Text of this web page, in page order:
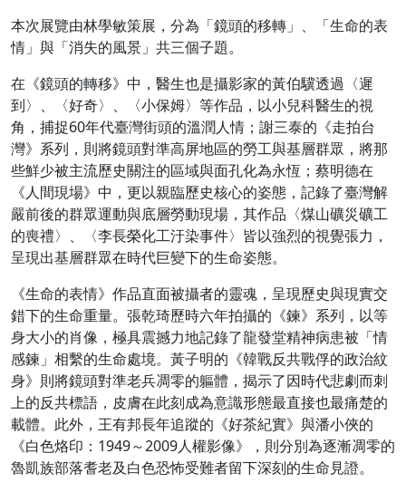
本次展覽由林學敏策展，分為「鏡頭的移轉」、「生命的表
情」與「消失的風景」共三個子題。
​在《鏡頭的轉移》中，醫生也是攝影家的黃伯驥透過〈遲
到〉、〈好奇〉、〈小保姆〉等作品，以小兒科醫生的視
角，捕捉60年代臺灣街頭的溫潤人情；謝三泰的《走拍台
灣》系列，則將鏡頭對準高屏地區的勞工與基層群眾，將那
些鮮少被主流歷史關注的區域與面孔化為永恆；蔡明德在
《人間現場》中，更以親臨歷史核心的姿態，記錄了臺灣解
嚴前後的群眾運動與底層勞動現場，其作品〈煤山礦災礦工
的喪禮〉、〈李長榮化工汙染事件〉皆以強烈的視覺張力，
呈現出基層群眾在時代巨變下的生命姿態。
《​生命的表情》作品直面被攝者的靈魂，呈現歷史與現實交
錯下的生命重量。張乾琦歷時六年拍攝的《鍊》系列，以等
身大小的肖像，極具震撼力地記錄了龍發堂精神病患被「情
感鍊」相繫的生命處境。黃子明的《韓戰反共戰俘的政治紋
身》則將鏡頭對準老兵凋零的軀體，揭示了因時代悲劇而刺
上的反共標語，皮膚在此刻成為意識形態最直接也最痛楚的
載體。此外，王有邦長年追蹤的《好茶紀實》與潘小俠的
《白色烙印：1949～2009人權影像》，則分別為逐漸凋零的
魯凱族部落耆老及白色恐怖受難者留下深刻的生命見證。